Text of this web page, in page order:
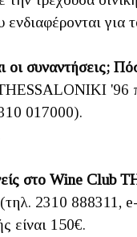
για
οι συναντήσεις;
'96
017000).
στο Wine Club
2310
είναι 150€.